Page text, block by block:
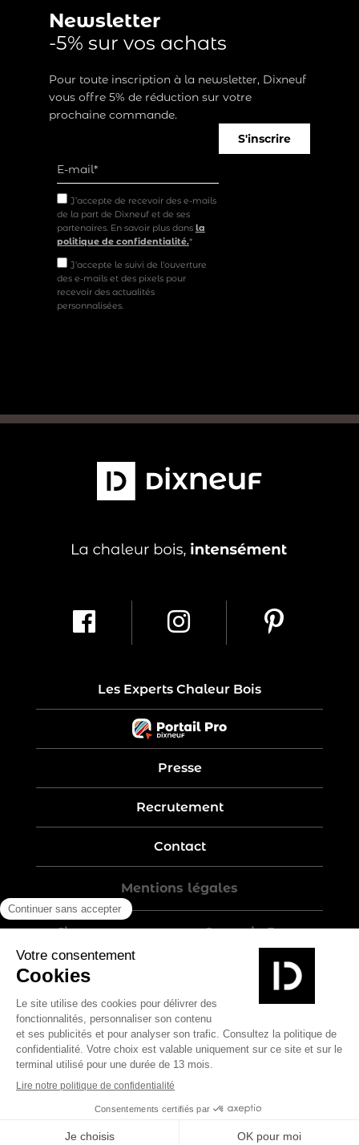
Newsletter
-5% sur vos achats
Pour toute inscription à la newsletter, Dixneuf
vous offre 5% de réduction sur votre
prochaine commande.
J’accepte de recevoir des e-mails
de la part de Dixneuf et de ses
partenaires. En savoir plus dans la
politique de confidentialité.*
J'accepte le suivi de l'ouverture
des e-mails et des pixels pour
recevoir des actualités
personnalisées.
S'inscrire
Les Experts Chaleur Bois
Presse
Recrutement
Contact
Mentions légales
Five-year warranty – Garantie 5 ans
Politique de confidentialité
Conditions générales de vente
Plan du site